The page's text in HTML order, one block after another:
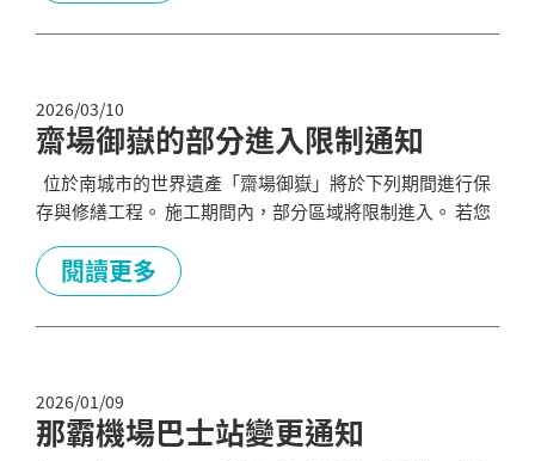
始，一同參與珊瑚礁保育？ 友善珊瑚的海洋休閒活動 1. 避
2026/03/10
齋場御嶽的部分進入限制通知
位於南城市的世界遺產「齋場御嶽」將於下列期間進行保
存與修繕工程。 施工期間內，部分區域將限制進入。 若您
施工期間： 2026年7月1日–2026年11月1日（暫定） 限制區
域： 御嶽內的石板步道沿線（三叉路～寄滿之間），以及
拝所周邊（寄滿） 施工期間： 2026年11月2日–2026年...
閱讀更多
2026/01/09
那霸機場巴士站變更通知